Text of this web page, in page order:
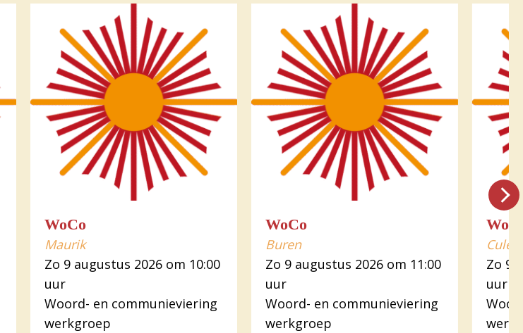
WoCo
Maurik
Zo 9 augustus 2026 om 10:00
uur
Woord- en communieviering
werkgroep
WoCo
Buren
Zo 9 augustus 2026 om 11:00
uur
Woord- en communieviering
werkgroep
Zo 9
uur